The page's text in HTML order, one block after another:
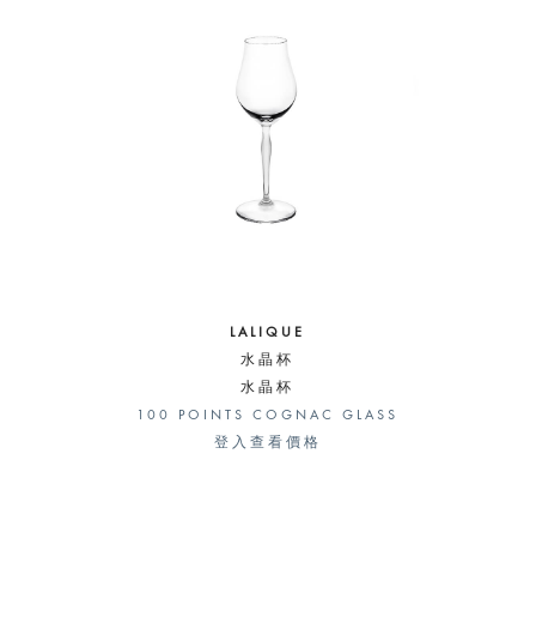
LALIQUE
水晶杯
水晶杯
100 POINTS COGNAC GLASS
登入查看價格